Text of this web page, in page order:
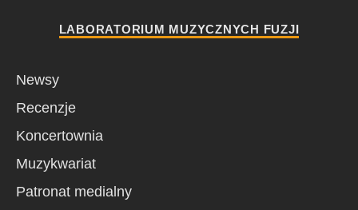
LABORATORIUM MUZYCZNYCH FUZJI
Newsy
Recenzje
Koncertownia
Muzykwariat
Patronat medialny